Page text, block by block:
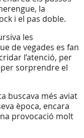
la
i el pas doble.
les
de vegades es fan
l’atenció, per
sorprendre el
buscava més aviat
època, encara
provocació molt